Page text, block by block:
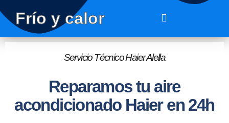
Frío y calor
Servicio Técnico Haier Alella
Reparamos tu aire
acondicionado Haier en 24h